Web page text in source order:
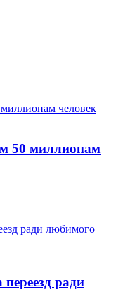
50 миллионам
ради